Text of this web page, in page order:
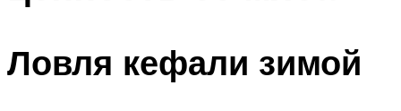
Ловля кефали зимой